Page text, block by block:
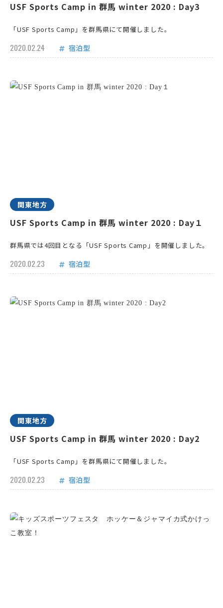
USF Sports Camp in 群馬 winter 2020 : Day3
「USF Sports Camp」を群馬県にて開催しました。
2020.02.24 宿泊型
関東地方
USF Sports Camp in 群馬 winter 2020 : Day１
群馬県では4回目となる「USF Sports Camp」を開催しました。
2020.02.23 宿泊型
関東地方
USF Sports Camp in 群馬 winter 2020 : Day2
「USF Sports Camp」を群馬県にて開催しました。
2020.02.23 宿泊型